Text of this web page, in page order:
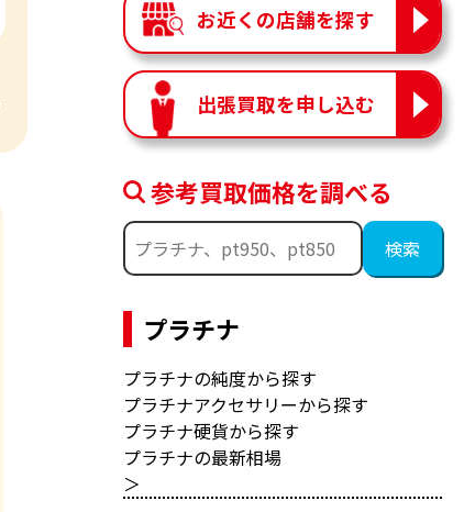
お近くの店舗を探す
出張買取を申し込む
参考買取価格を調べる
プラチナ
プラチナの純度から探す
プラチナアクセサリーから探す
プラチナ硬貨から探す
プラチナの最新相場
＞